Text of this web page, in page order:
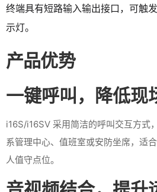
终端具有短路输入输出接口，可触
示灯。
产品优势
一键呼叫，降低现
i16S/i16SV 采用简洁的呼叫交互方式
系管理中心、值班室或安防坐席，适
人值守点位。